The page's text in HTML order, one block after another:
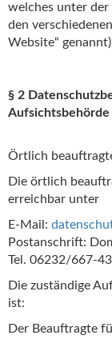
welches unter der
den
Website“
§ 2
Aufsichtsbehörde
Örtlich
Die örtlich
erreichbar unter
E-Mail:
Postanschrift:
Tel. 06232/667-
Die zuständige
ist:
Der Beauftragte